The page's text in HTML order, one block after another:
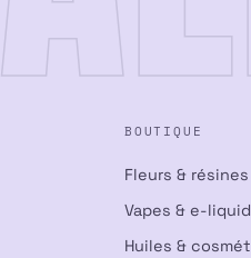
BOUTIQUE
Fleurs & résines
Vapes & e-
Huiles &